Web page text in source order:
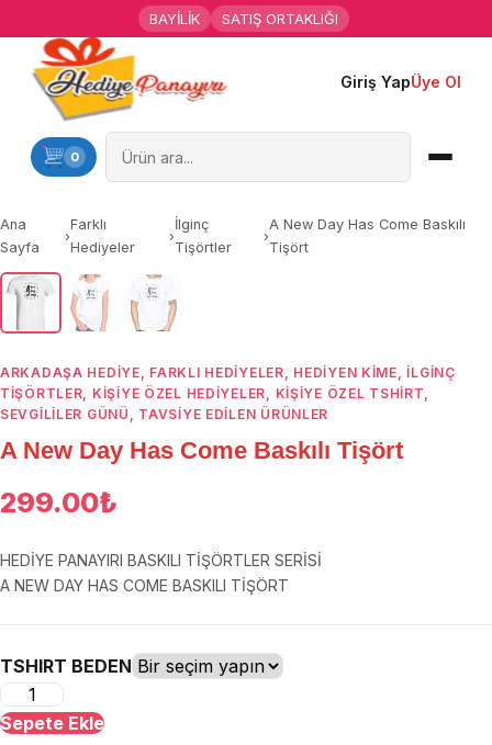
BAYİLİK SATIŞ ORTAKLIĞI
Giriş YapÜye Ol
0
Ana Sayfa
Kişiye Özel Hediyeler
Mesleklere Özel Hediyeler
Özel Günler
Öğrenci Motivasyon Hediyeleri
Yaka Rozeti
Ana
Sayfa
›
Farklı
Hediyeler
›
İlginç
Tişörtler
›
A New Day Has Come Baskılı
Tişört
‹
ARKADAŞA HEDIYE, FARKLI HEDIYELER, HEDIYEN KIME,İLGINÇ
TIŞÖRTLER, KIŞIYE ÖZEL HEDIYELER, KIŞIYE ÖZEL TSHIRT,
SEVGILILER GÜNÜ , TAVSİYE EDİLEN ÜRÜNLER
A New Day Has Come Baskılı Tişört
299.00₺
HEDİYE PANAYIRI BASKILI TİŞÖRTLER SERİSİ
A NEW DAY HAS COME BASKILI TİŞÖRT
TSHIRT BEDEN
New
Sepete Ekle